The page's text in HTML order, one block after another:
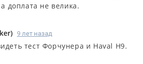
доплата не велика.
) 9 лет назад
тест Форчунера и Haval H9.